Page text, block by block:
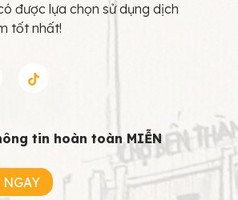
được lựa chọn sử dụng dịch
tốt nhất!
tin hoàn toàn MIỄN